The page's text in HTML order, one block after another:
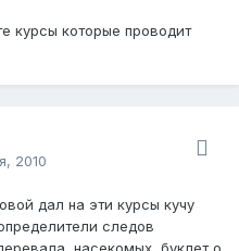
курсы которые проводит
2010
дал на эти курсы кучу
следов